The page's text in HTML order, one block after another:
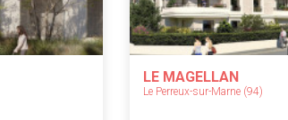
LE MAGELLAN
Le Perreux-sur-Marne (94)